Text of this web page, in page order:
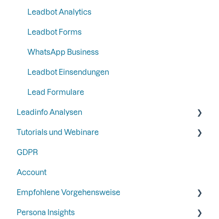
Ads
Automation
Analytik
Leadbot Analytics
Leadbot Forms
WhatsApp Business
Leadbot Einsendungen
Lead Formulare
Leadinfo Analysen
Export
Tutorials und Webinare
Webinare
Beste Beispiele von Gold-Partnern
GDPR
Account
Empfohlene Vorgehensweise
Trigger
Persona Insights